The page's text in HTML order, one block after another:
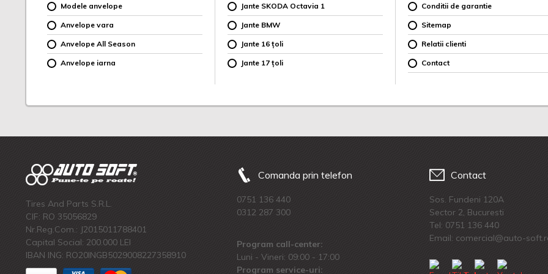
Modele anvelope
Anvelope vara
Anvelope All Season
Anvelope iarna
Jante SKODA Octavia 1
Jante BMW
Jante 16 țoli
Jante 17 țoli
Conditii de garantie
Sitemap
Relatii clienti
Contact
Tires And Parts S.R.L.
CIF: RO 35056829
Nr.Reg.Com.: J2015011788401
Capital Social: 200.000 LEI
IBAN ING: RO20INGB5029008227358910
Comanda prin telefon
0751 136 440
0312 287 300
Program call-center:
Luni - Vineri: 09:00 - 17:00
Program service-uri:
Contact
Sos. Fundeni 120A
Sector 2, Bucuresti
Tel: 0751 136 440
Email: comercial@auto-